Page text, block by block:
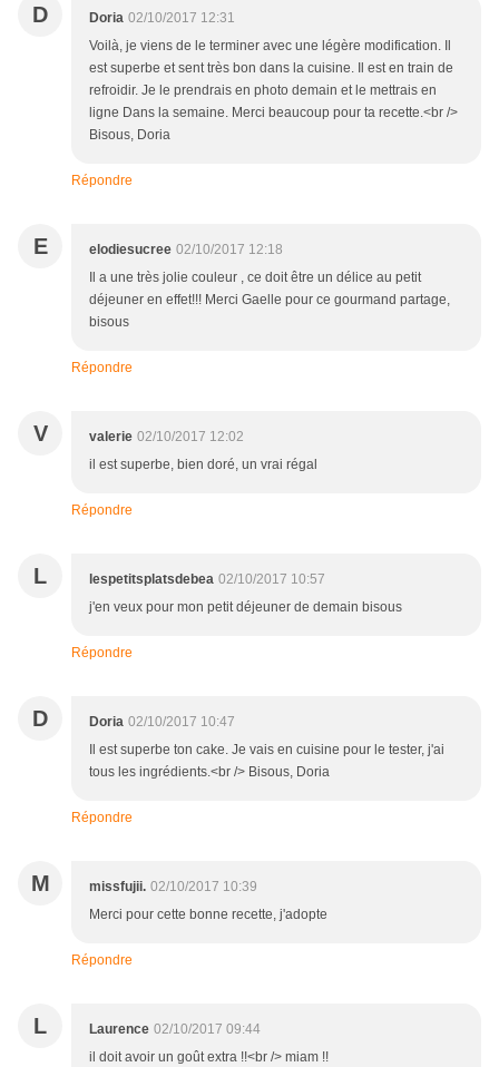
D Doria 02/10/2017 12:31
Voilà, je viens de le terminer avec une légère modification. Il
est superbe et sent très bon dans la cuisine. Il est en train de
refroidir. Je le prendrais en photo demain et le mettrais en
ligne Dans la semaine. Merci beaucoup pour ta recette.<br />
Bisous, Doria
Répondre
E elodiesucree 02/10/2017 12:18
Il a une très jolie couleur , ce doit être un délice au petit
déjeuner en effet!!! Merci Gaelle pour ce gourmand partage,
bisous
Répondre
V valerie 02/10/2017 12:02
il est superbe, bien doré, un vrai régal
Répondre
L lespetitsplatsdebea 02/10/2017 10:57
j'en veux pour mon petit déjeuner de demain bisous
Répondre
D Doria 02/10/2017 10:47
Il est superbe ton cake. Je vais en cuisine pour le tester, j'ai
tous les ingrédients.<br /> Bisous, Doria
Répondre
M missfujii. 02/10/2017 10:39
Merci pour cette bonne recette, j'adopte
Répondre
L Laurence 02/10/2017 09:44
il doit avoir un goût extra !!<br /> miam !!